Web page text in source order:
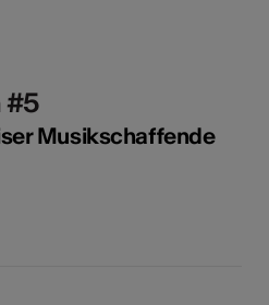
#5
Musikschaffende